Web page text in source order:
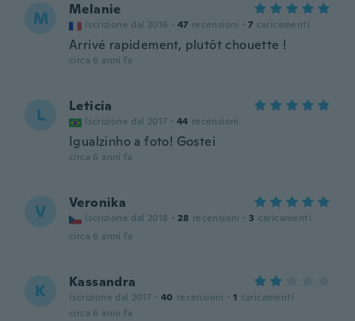
M Melanie
Iscrizione dal 2016 · 47 recensioni · 7 caricamenti
Arrivé rapidement, plutôt chouette !
circa 6 anni fa
L Leticia
Iscrizione dal 2017 · 44 recensioni
Igualzinho a foto! Gostei
circa 6 anni fa
V Veronika
Iscrizione dal 2018 · 28 recensioni · 3 caricamenti
circa 6 anni fa
K Kassandra
Iscrizione dal 2017 · 40 recensioni · 1 caricamenti
circa 6 anni fa